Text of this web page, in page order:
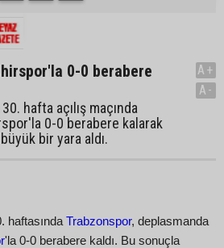
0-0 berabere
hafta açılış maçında
0-0 berabere kalarak
bir yara aldı.
A+
A-
haftasında Trabzonspor, deplasmanda
'la 0-0 berabere kaldı. Bu sonuçla